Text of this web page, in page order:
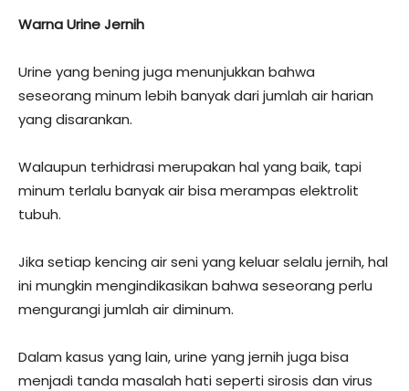
Warna Urine Jernih
Urine yang bening juga menunjukkan bahwa
seseorang minum lebih banyak dari jumlah air harian
yang disarankan.
Walaupun terhidrasi merupakan hal yang baik, tapi
minum terlalu banyak air bisa merampas elektrolit
tubuh.
Jika setiap kencing air seni yang keluar selalu jernih, hal
ini mungkin mengindikasikan bahwa seseorang perlu
mengurangi jumlah air diminum.
Dalam kasus yang lain, urine yang jernih juga bisa
menjadi tanda masalah hati seperti sirosis dan virus